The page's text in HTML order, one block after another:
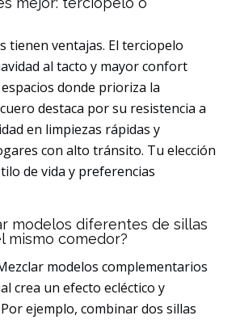
tienen ventajas. El terciopelo
al tacto y mayor confort
donde prioriza la
destaca por su resistencia a
en limpiezas rápidas y
con alto tránsito. Tu elección
de vida y preferencias
modelos diferentes de sillas
mismo comedor?
modelos complementarios
crea un efecto ecléctico y
ejemplo, combinar dos sillas